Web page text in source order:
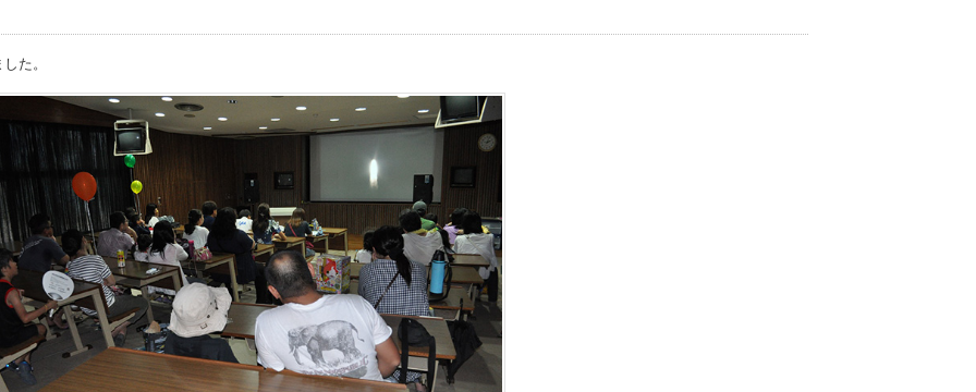
た。